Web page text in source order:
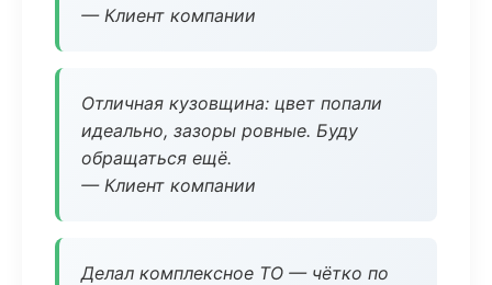
— Клиент компании
Отличная кузовщина: цвет попали
идеально, зазоры ровные. Буду
обращаться ещё.
— Клиент компании
Делал комплексное ТО — чётко по